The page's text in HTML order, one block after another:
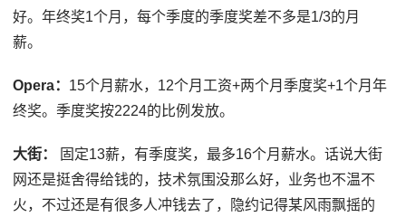
好。年终奖1个月，每个季度的季度奖差不多是1/3的月
薪。
Opera： 15个月薪水，12个月工资+两个月季度奖+1个月年
终奖。季度奖按2224的比例发放。
大街：
固定13薪，有季度奖，最多16个月薪水。话说大街
网还是挺舍得给钱的，技术氛围没那么好，业务也不温不
火，不过还是有很多人冲钱去了，隐约记得某风雨飘摇的